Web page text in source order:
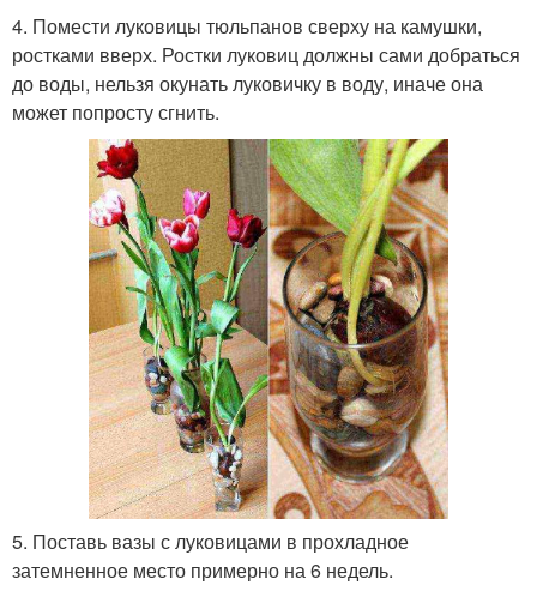
4. Помести луковицы тюльпанов сверху на камушки,
ростками вверх. Ростки луковиц должны сами добраться
до воды, нельзя окунать луковичку в воду, иначе она
может попросту сгнить.
5. Поставь вазы с луковицами в прохладное
затемненное место примерно на 6 недель.